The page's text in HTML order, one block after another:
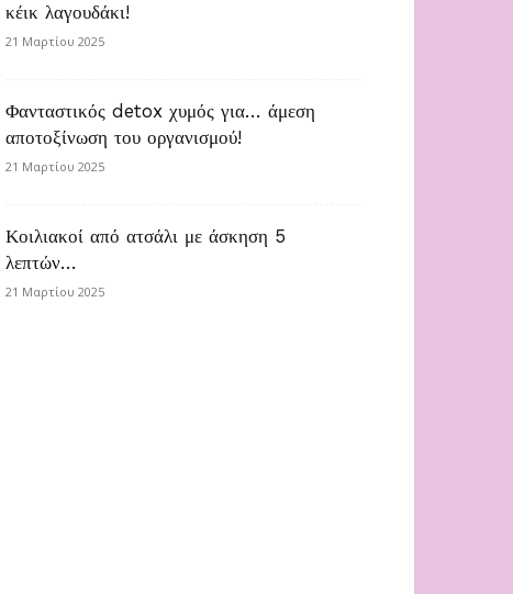
κέικ λαγουδάκι!
21 Μαρτίου 2025
Φανταστικός detox χυμός για… άμεση
αποτοξίνωση του οργανισμού!
21 Μαρτίου 2025
Κοιλιακοί από ατσάλι με άσκηση 5
λεπτών…
21 Μαρτίου 2025